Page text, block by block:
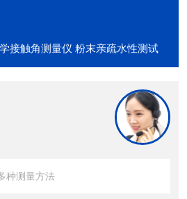
接触角测量仪 粉末亲疏水性测试